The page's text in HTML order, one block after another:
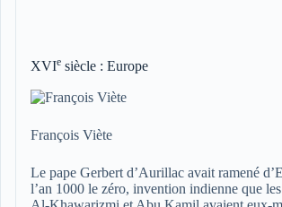
XVIe siècle : Europe
François Viète
Le pape Gerbert d’Aurillac avait ramené
l’an 1000 le zéro, invention indienne que